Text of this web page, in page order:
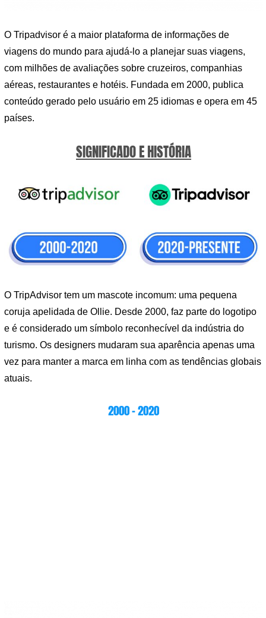
O Tripadvisor é a maior plataforma de informações de
viagens do mundo para ajudá-lo a planejar suas viagens,
com milhões de avaliações sobre cruzeiros, companhias
aéreas, restaurantes e hotéis. Fundada em 2000, publica
conteúdo gerado pelo usuário em 25 idiomas e opera em 45
países.
SIGNIFICADO E HISTÓRIA
O TripAdvisor tem um mascote incomum: uma pequena
coruja apelidada de Ollie. Desde 2000, faz parte do logotipo
e é considerado um símbolo reconhecível da indústria do
turismo. Os designers mudaram sua aparência apenas uma
vez para manter a marca em linha com as tendências globais
atuais.
2000 – 2020